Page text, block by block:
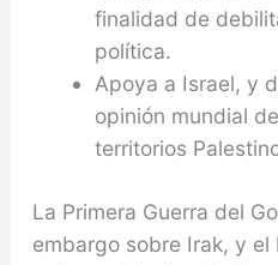
finalidad de
política.
Apoya a Israel, y
opinión mundial
territorios
La Primera Guerra del
embargo sobre Irak, y